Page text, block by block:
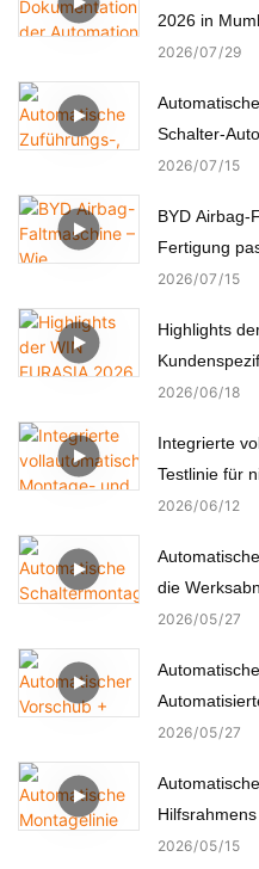
2026 in
2026 07 29
Schalter-
2026 07 15
BYD Airbag-
Fertigung
2026 07 15
Highlights
für
2026 06 18
Integrierte
Testlinie für
2026 06 12
die
türkischen
2026 05 27
2026 05 27
2026 05 15